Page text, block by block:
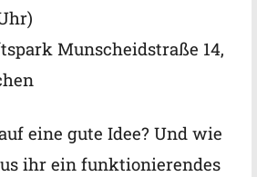
Munscheidstraße 14,
eine gute Idee? Und wie
ihr ein funktionierendes